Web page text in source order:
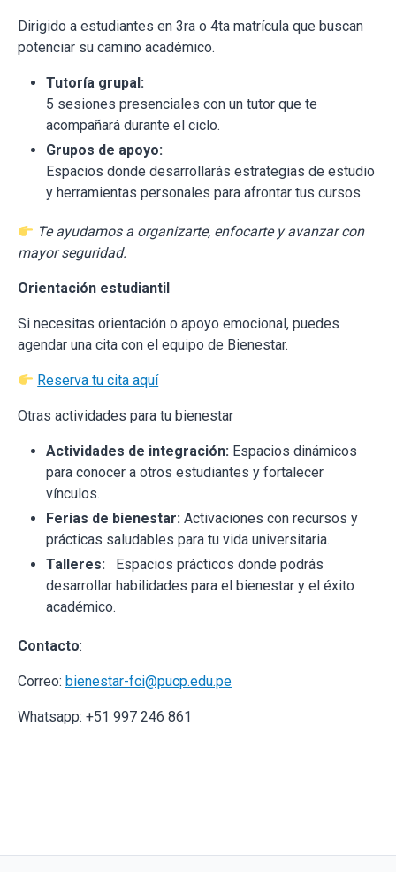
Dirigido a estudiantes en 3ra o 4ta matrícula que buscan
potenciar su camino académico.
Tutoría grupal:
5 sesiones presenciales con un tutor que te
acompañará durante el ciclo.
Grupos de apoyo:
Espacios donde desarrollarás estrategias de estudio
y herramientas personales para afrontar tus cursos.
Te ayudamos a organizarte, enfocarte y avanzar con
mayor seguridad.
Orientación estudiantil
Si necesitas orientación o apoyo emocional, puedes
agendar una cita con el equipo de Bienestar.
Reserva tu cita aquí
Otras actividades para tu bienestar
Actividades de integración: Espacios dinámicos
para conocer a otros estudiantes y fortalecer
vínculos.
Ferias de bienestar: Activaciones con recursos y
prácticas saludables para tu vida universitaria.
Talleres: Espacios prácticos donde podrás
desarrollar habilidades para el bienestar y el éxito
académico.
Contacto:
Correo: bienestar-fci@pucp.edu.pe
Whatsapp: +51 997 246 861